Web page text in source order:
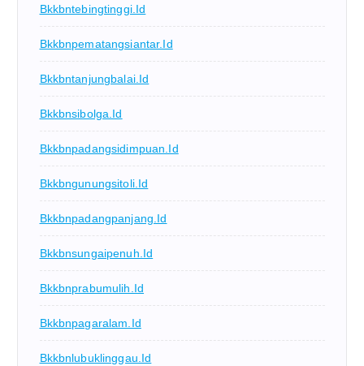
Bkkbntebingtinggi.id
Bkkbnpematangsiantar.id
Bkkbntanjungbalai.id
Bkkbnsibolga.id
Bkkbnpadangsidimpuan.id
Bkkbngunungsitoli.id
Bkkbnpadangpanjang.id
Bkkbnsungaipenuh.id
Bkkbnprabumulih.id
Bkkbnpagaralam.id
Bkkbnlubuklinggau.id